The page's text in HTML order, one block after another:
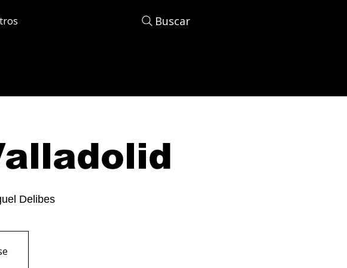
Buscar
Delibes